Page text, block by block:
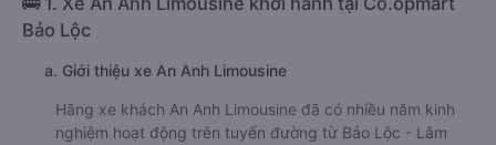
Bảo Lộc
a. Giới thiệu xe An Anh Limousine
Hãng xe khách An Anh Limousine đã có nhiều năm kinh
nghiệm hoạt động trên tuyến đường từ Bảo Lộc - Lâm